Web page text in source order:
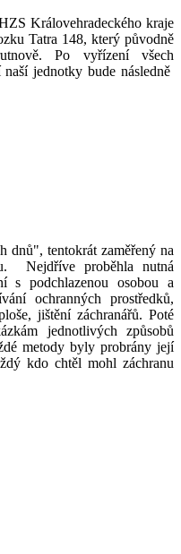
Královehradeckého kraje
Tatra 148, který původně
Po vyřízení všech
jednotky bude následně
dnů", tentokrát zaměřený na
Nejdříve proběhla nutná
s podchlazenou osobou a
ochranných prostředků,
jištění záchranářů. Poté
jednotlivých způsobů
metody byly probrány její
kdo chtěl mohl záchranu